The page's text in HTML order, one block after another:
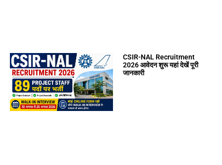
CSIR-NAL Recruitment
2026 आवेदन शुरू यहां देखें पूरी
जानकारी